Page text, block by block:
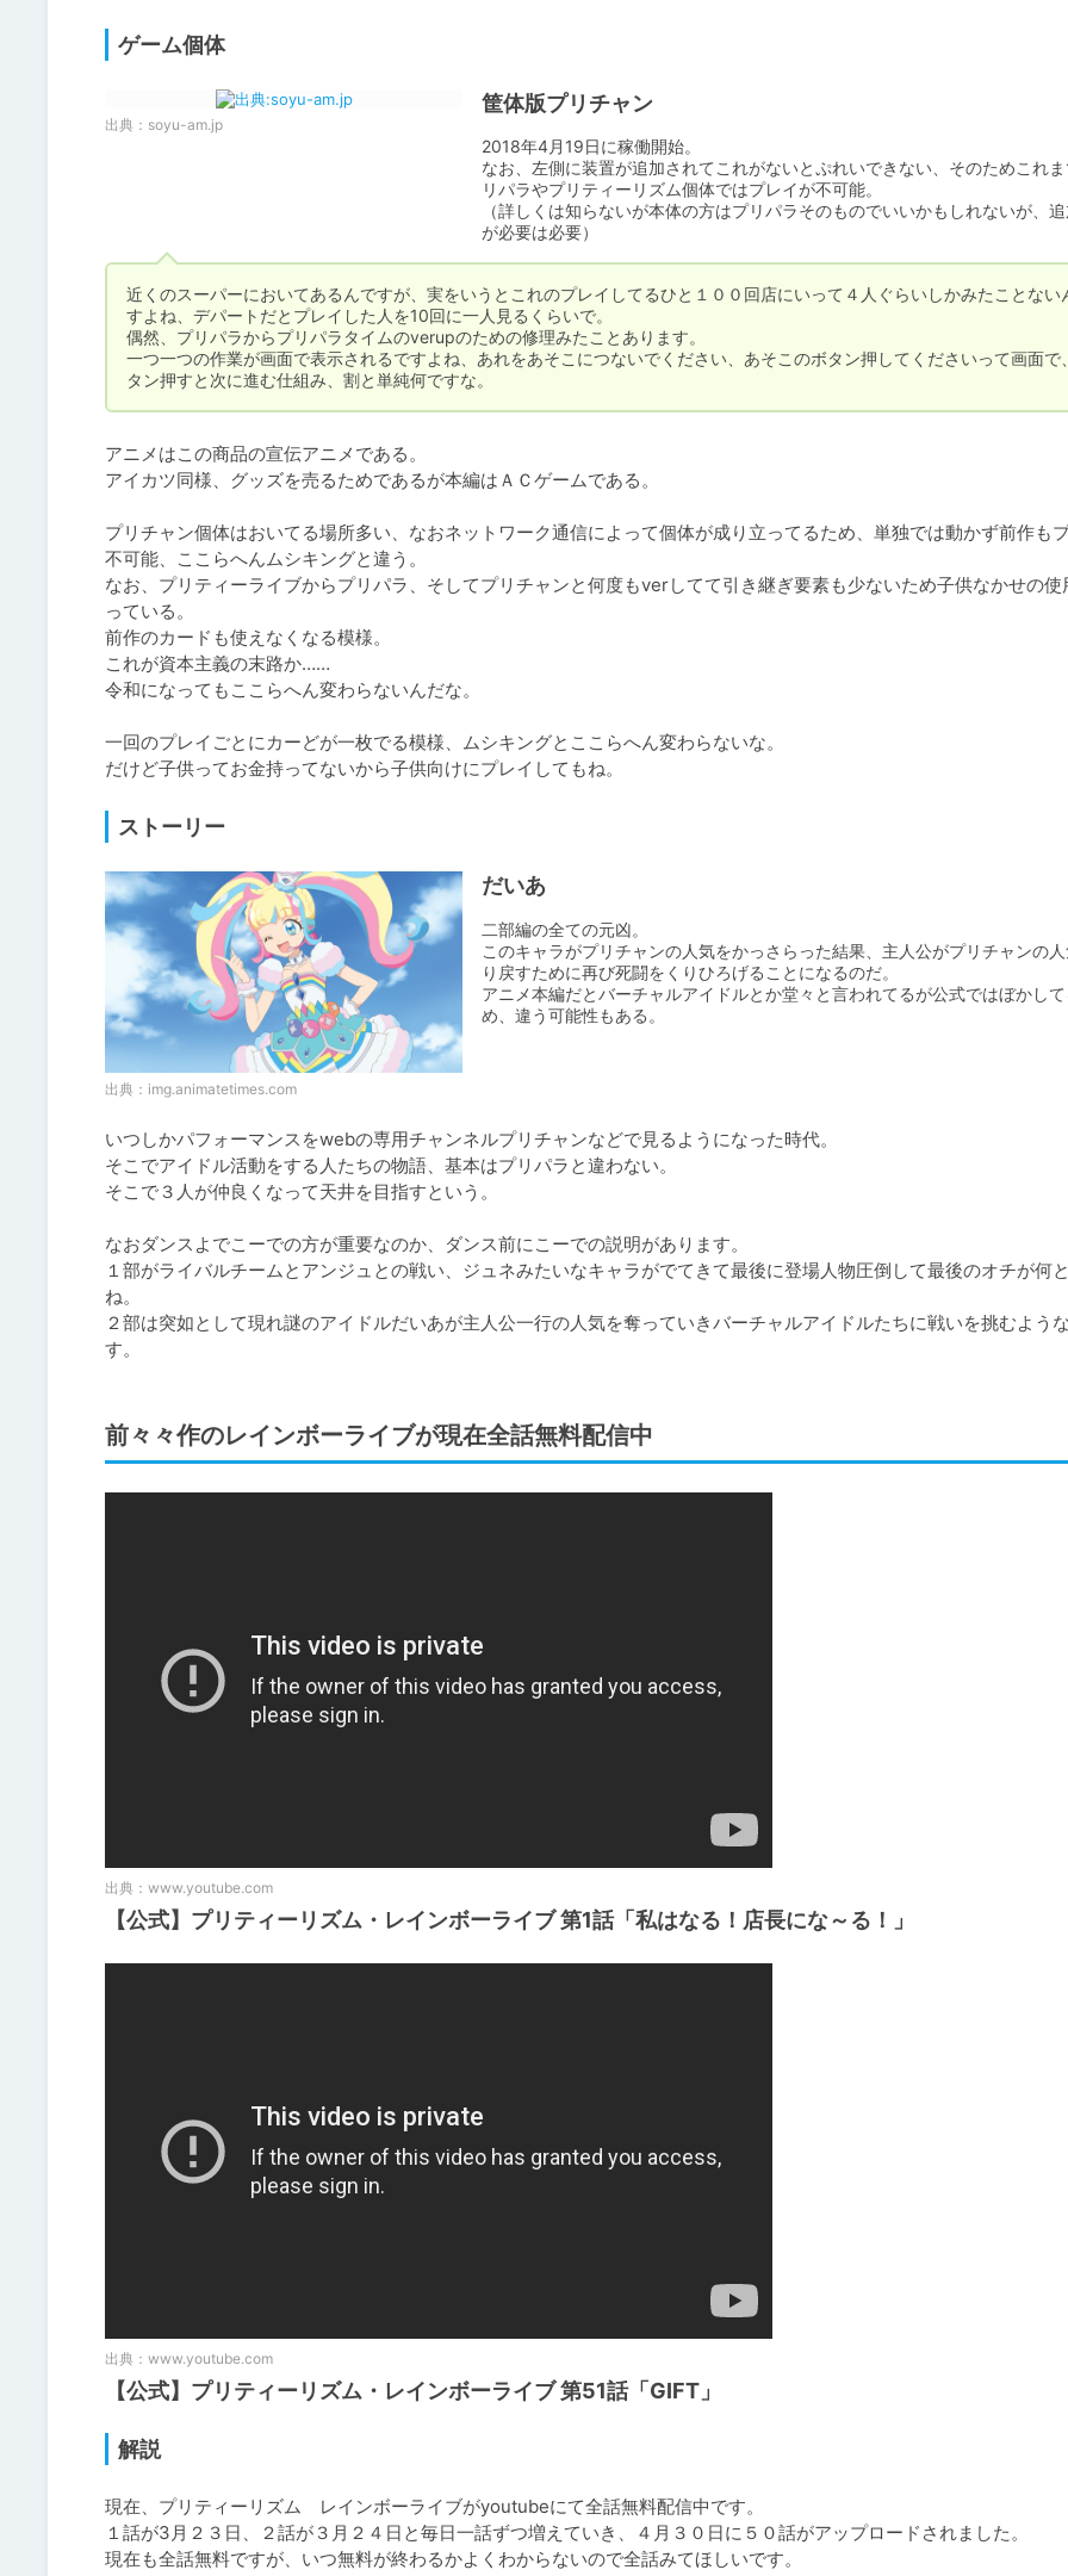
ゲーム個体
出典： soyu-am.jp
筐体版プリチャン
2018年4月19日に稼働開始。
なお、左側に装置が追加されてこれがないとぷれいできない、そのためこれ
リパラやプリティーリズム個体ではプレイが不可能。
（詳しくは知らないが本体の方はプリパラそのものでいいかもしれないが、追
が必要は必要）
近くのスーパーにおいてあるんですが、実をいうとこれのプレイしてるひと１００回店にいって４人ぐらいしかみたことない
すよね、デパートだとプレイした人を10回に一人見るくらいで。
偶然、プリパラからプリパラタイムのverupのための修理みたことあります。
一つ一つの作業が画面で表示されるですよね、あれをあそこにつないでください、あそこのボタン押してくださいって画面で
アニメはこの商品の宣伝アニメである。
アイカツ同様、グッズを売るためであるが本編はＡＣゲームである。
プリチャン個体はおいてる場所多い、なおネットワーク通信によって個体が成り立ってるため、単独では動かず前作も
不可能、ここらへんムシキングと違う。
なお、プリティーライブからプリパラ、そしてプリチャンと何度もverしてて引き継ぎ要素も少ないため子供なかせの使
っている。
前作のカードも使えなくなる模様。
これが資本主義の末路か……
令和になってもここらへん変わらないんだな。
一回のプレイごとにカーどが一枚でる模様、ムシキングとここらへん変わらないな。
だけど子供ってお金持ってないから子供向けにプレイしてもね。
ストーリー
出典： img.animatetimes.com
だいあ
二部編の全ての元凶。
このキャラがプリチャンの人気をかっさらった結果、主人公がプリチャンの人
り戻すために再び死闘をくりひろげることになるのだ。
アニメ本編だとバーチャルアイドルとか堂々と言われてるが公式ではぼかして
め、違う可能性もある。
いつしかパフォーマンスをwebの専用チャンネルプリチャンなどで見るようになった時代。
そこでアイドル活動をする人たちの物語、基本はプリパラと違わない。
そこで３人が仲良くなって天井を目指すという。
なおダンスよでこーでの方が重要なのか、ダンス前にこーでの説明があります。
１部がライバルチームとアンジュとの戦い、ジュネみたいなキャラがでてきて最後に登場人物圧倒して最後のオチが何
ね。
２部は突如として現れ謎のアイドルだいあが主人公一行の人気を奪っていきバーチャルアイドルたちに戦いを挑むよう
す。
前々々作のレインボーライブが現在全話無料配信中
出典： www.youtube.com
【公式】プリティーリズム・レインボーライブ 第1話「私はなる！店長にな～る！」
出典： www.youtube.com
【公式】プリティーリズム・レインボーライブ 第51話「GIFT」
解説
現在、プリティーリズム　レインボーライブがyoutubeにて全話無料配信中です。
１話が3月２３日、２話が３月２４日と毎日一話ずつ増えていき、４月３０日に５０話がアップロードされました。
現在も全話無料ですが、いつ無料が終わるかよくわからないので全話みてほしいです。